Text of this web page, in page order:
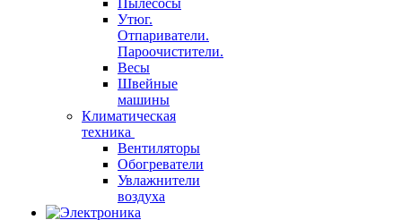
Пылесосы
Утюг.
Отпариватели.
Пароочистители.
Весы
Швейные
машины
Климатическая
техника
Вентиляторы
Обогреватели
Увлажнители
воздуха